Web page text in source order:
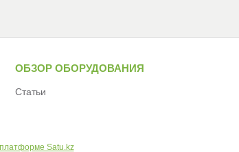
ОБЗОР ОБОРУДОВАНИЯ
Статьи
Satu.kz